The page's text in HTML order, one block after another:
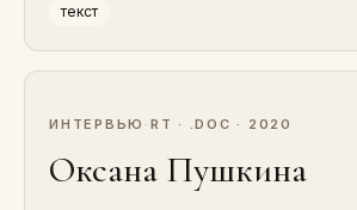
текст
ИНТЕРВЬЮ · RT · .DOC · 2020
Оксана Пушкина